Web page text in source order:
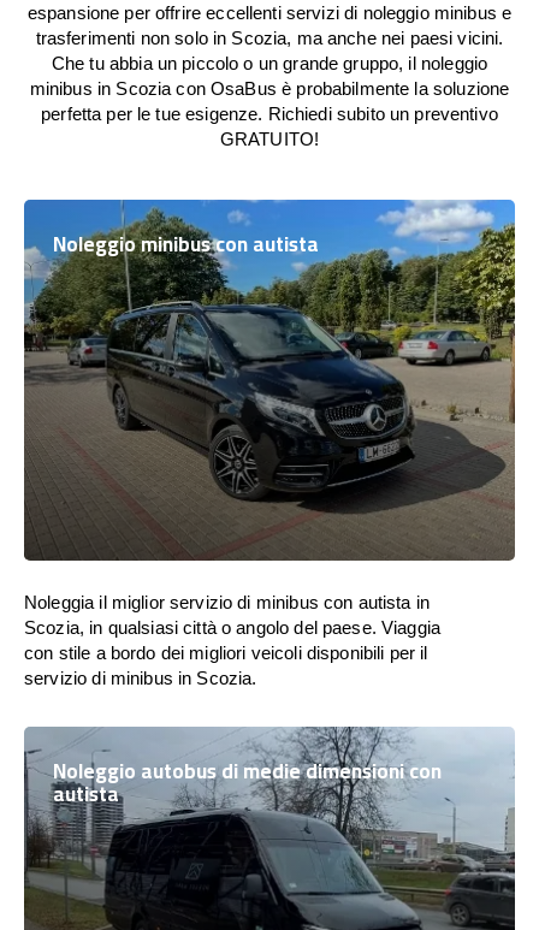
espansione per offrire eccellenti servizi di noleggio minibus e
trasferimenti non solo in Scozia, ma anche nei paesi vicini.
Che tu abbia un piccolo o un grande gruppo, il noleggio
minibus in Scozia con OsaBus è probabilmente la soluzione
perfetta per le tue esigenze. Richiedi subito un preventivo
GRATUITO!
Noleggio minibus con autista
Noleggia il miglior servizio di minibus con autista in
Scozia, in qualsiasi città o angolo del paese. Viaggia
con stile a bordo dei migliori veicoli disponibili per il
servizio di minibus in Scozia.
Noleggio autobus di medie dimensioni con
autista